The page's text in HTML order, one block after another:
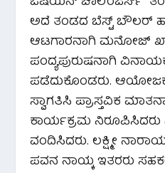
ಅದೆ ತಂಡದ ಬೆಸ್ಟ್ ಬೌಲರ್
ಆಟಗಾರನಾಗಿ ಮನೋಜ್
ಪಂದ್ಯಪುರುಷನಾಗಿ
ಪಡೆದುಕೊಂಡರು.
ಸ್ವಾಗತಿಸಿ ಪ್ರಾಸ್ತವಿಕ
ಕಾರ್ಯಕ್ರಮ
ವಂದಿಸಿದರು. ಲಕ್ಷ್ಮೀ
ಪವನ ನಾಯ್ಕ ಇತರರು